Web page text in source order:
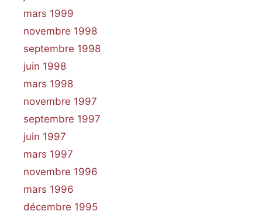
mars 1999
novembre 1998
septembre 1998
juin 1998
mars 1998
novembre 1997
septembre 1997
juin 1997
mars 1997
novembre 1996
mars 1996
décembre 1995